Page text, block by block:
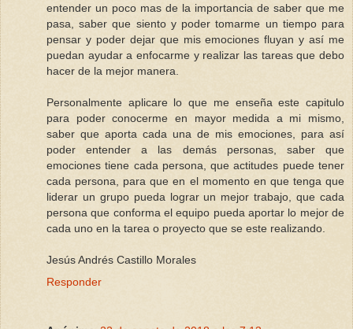
entender un poco mas de la importancia de saber que me
pasa, saber que siento y poder tomarme un tiempo para
pensar y poder dejar que mis emociones fluyan y así me
puedan ayudar a enfocarme y realizar las tareas que debo
hacer de la mejor manera.
Personalmente aplicare lo que me enseña este capitulo
para poder conocerme en mayor medida a mi mismo,
saber que aporta cada una de mis emociones, para así
poder entender a las demás personas, saber que
emociones tiene cada persona, que actitudes puede tener
cada persona, para que en el momento en que tenga que
liderar un grupo pueda lograr un mejor trabajo, que cada
persona que conforma el equipo pueda aportar lo mejor de
cada uno en la tarea o proyecto que se este realizando.
Jesús Andrés Castillo Morales
Responder